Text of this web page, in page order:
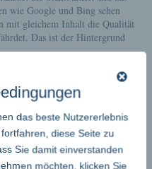
wie Google und Bing sehen
mit gleichem Inhalt die Qualität
Das ist der Hintergrund
schreibt
man den
für das
das beste Nutzererlebnis
diese Seite zu
Sie damit einverstanden
möchten, klicken Sie